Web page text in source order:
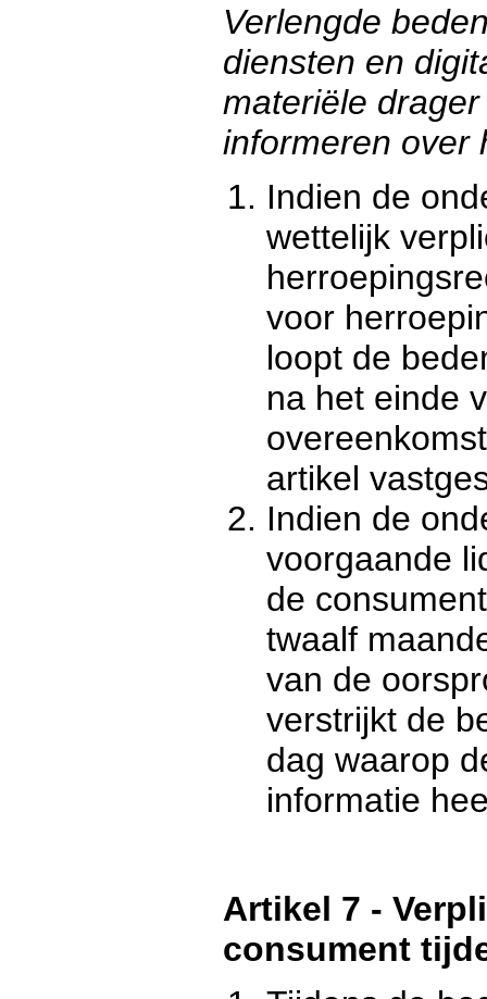
Verlengde
diensten en
materiële
informeren over
Indien de
wettelijk
voor
loopt de
na het einde
artikel
Indien de
voorgaande
de
twaalf
van de
verstrijkt de
dag waarop
informatie
Artikel 7 -
consument